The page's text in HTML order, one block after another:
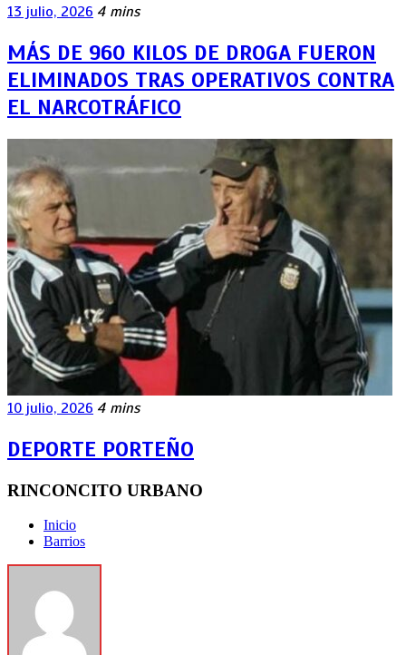
13 julio, 2026 4 mins
MÁS DE 960 KILOS DE DROGA FUERON
ELIMINADOS TRAS OPERATIVOS CONTRA
EL NARCOTRÁFICO
10 julio, 2026 4 mins
DEPORTE PORTEÑO
RINCONCITO URBANO
Inicio
Barrios